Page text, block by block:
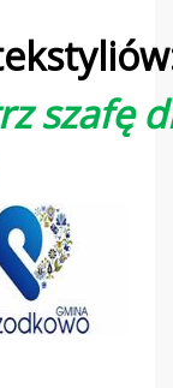
szafę